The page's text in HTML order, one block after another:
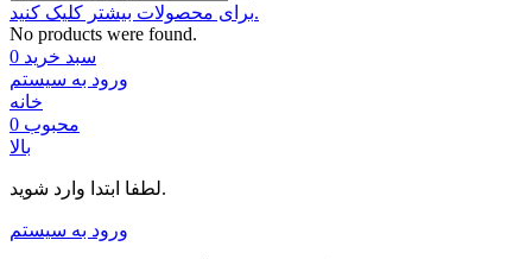
برای محصولات بیشتر کلیک کنید.
No products were found.
سبد خرید 0
ورود به سیستم
خانه
محبوب 0
بالا
لطفا ابتدا وارد شوید.
ورود به سیستم